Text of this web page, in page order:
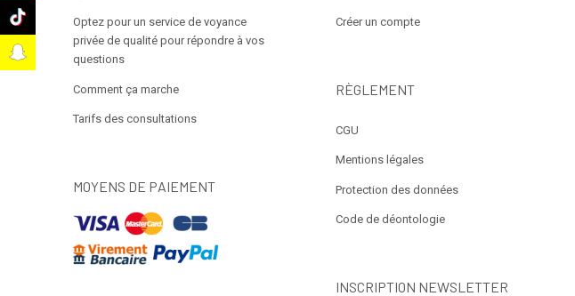
Optez pour un service de voyance
privée de qualité pour répondre à vos
questions
Comment ça marche
Tarifs des consultations
MOYENS DE PAIEMENT
Créer un compte
RÈGLEMENT
CGU
Mentions légales
Protection des données
Code de déontologie
INSCRIPTION NEWSLETTER